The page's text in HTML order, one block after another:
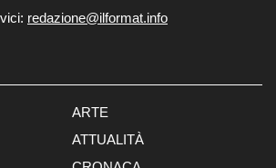
redazione@ilformat.info
ARTE
ATTUALITÀ